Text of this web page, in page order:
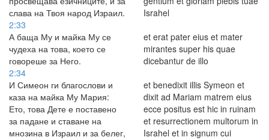
слава на Твоя народ Израил.
Israhel
2:33
А баща Му и майка Му се
чудеха на това, което се
говореше за Него.
et erat pater eius et mater
mirantes super his quae
dicebantur de illo
2:34
И Симеон ги благослови и
каза на майка Му Мария:
Ето, това Дете е поставено
за падане и ставане на
мнозина в Израил и за белег,
et benedixit illis Symeon et
dixit ad Mariam matrem eius
ecce positus est hic in ruinam
et resurrectionem multorum in
Israhel et in signum cui